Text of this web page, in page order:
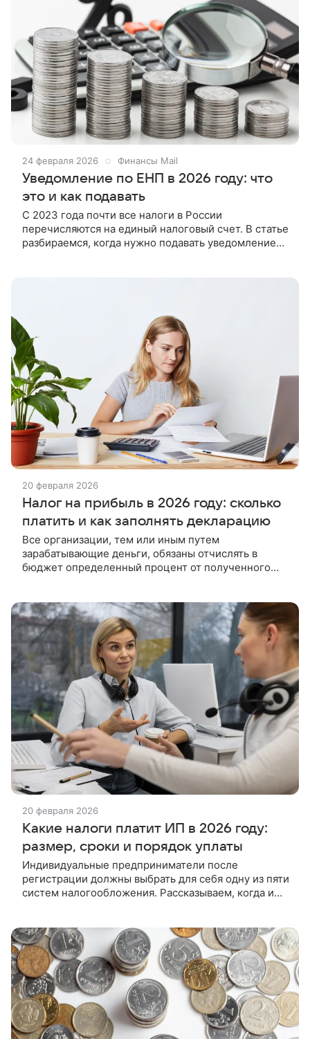
24 февраля 2026 Финансы Mail
Уведомление по ЕНП в 2026 году: что
это и как подавать
С 2023 года почти все налоги в России
перечисляются на единый налоговый счет. В статье
разбираемся, когда нужно подавать уведомление
20 февраля 2026
Налог на прибыль в 2026 году: сколько
платить и как заполнять декларацию
Все организации, тем или иным путем
зарабатывающие деньги, обязаны отчислять в
бюджет определенный процент от полученного
20 февраля 2026
Какие налоги платит ИП в 2026 году:
размер, сроки и порядок уплаты
Индивидуальные предприниматели после
регистрации должны выбрать для себя одну из пяти
систем налогообложения. Рассказываем, когда и